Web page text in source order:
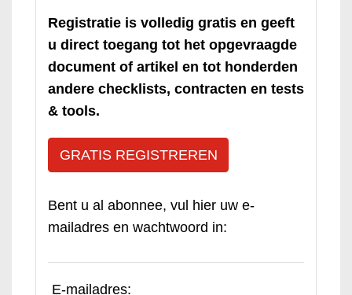
Registratie is volledig gratis en geeft
u direct toegang tot het opgevraagde
document of artikel en tot honderden
andere checklists, contracten en tests
& tools.
GRATIS REGISTREREN
Bent u al abonnee, vul hier uw e-
mailadres en wachtwoord in:
E-mailadres: